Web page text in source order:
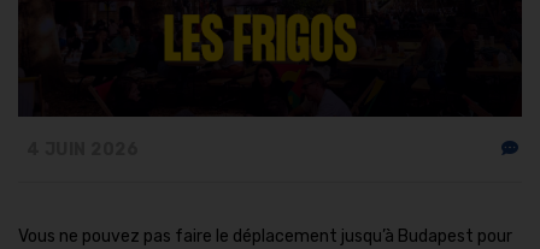
Vous ne pouvez pas faire le déplacement jusqu’à Budapest pour